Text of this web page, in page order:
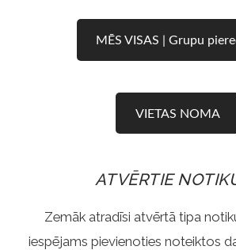
MĒS VISAS | Grupu
VIETAS NOMA
ATVĒRTIE
Zemāk atradīsi atvērtā tipa
iespējams pievienoties noteiktos